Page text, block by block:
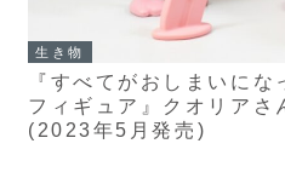
生き物
『すべてがおしまいに
フィギュア』クオリアさ
(2023年5月発売)